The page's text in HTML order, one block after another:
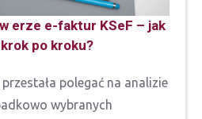
erze e-faktur KSeF – jak
po kroku?
polegać na analizie
wybranych